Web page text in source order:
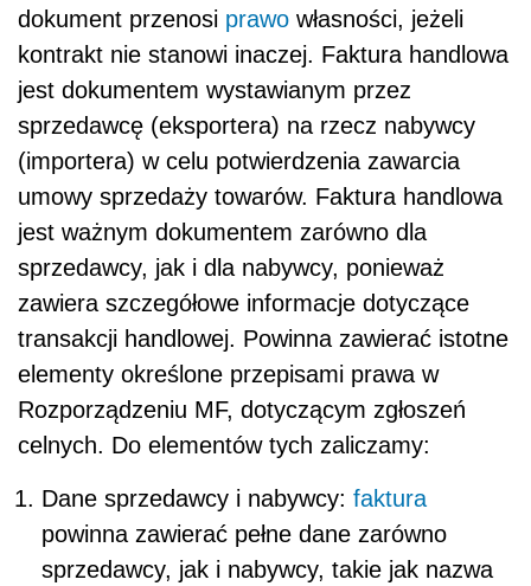
dokument przenosi prawo własności, jeżeli
kontrakt nie stanowi inaczej. Faktura handlowa
jest dokumentem wystawianym przez
sprzedawcę (eksportera) na rzecz nabywcy
(importera) w celu potwierdzenia zawarcia
umowy sprzedaży towarów. Faktura handlowa
jest ważnym dokumentem zarówno dla
sprzedawcy, jak i dla nabywcy, ponieważ
zawiera szczegółowe informacje dotyczące
transakcji handlowej. Powinna zawierać istotne
elementy określone przepisami prawa w
Rozporządzeniu MF, dotyczącym zgłoszeń
celnych. Do elementów tych zaliczamy:
Dane sprzedawcy i nabywcy: faktura
powinna zawierać pełne dane zarówno
sprzedawcy, jak i nabywcy, takie jak nazwa